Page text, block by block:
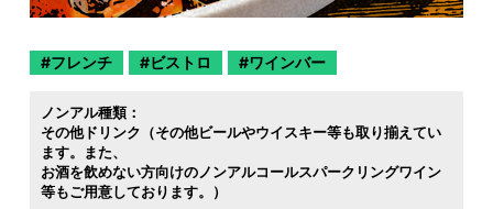
フレンチ ビストロ ワインバー
ノンアル種類：
その他ドリンク（その他ビールやウイスキー等も取り揃えてい
ます。また
お酒を飲めない方向けのノンアルコールスパークリングワイン
等もご用意しております。）